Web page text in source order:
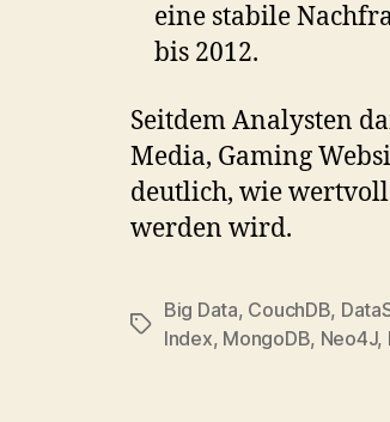
eine stabile
bis 2012.
Seitdem Analysten
Media, Gaming
deutlich, wie
werden wird.
Tags
Big Data, CouchDB,
Index, MongoDB, Neo4J,